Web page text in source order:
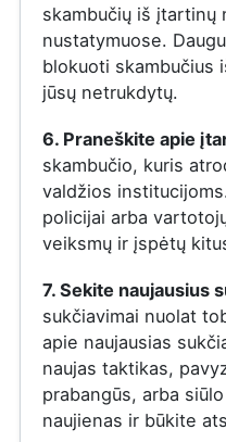
skambučių iš įtartinų
nustatymuose.
blokuoti skambučius
jūsų netrukdytų.
6. Praneškite apie
skambučio, kuris
valdžios
policijai arba
veiksmų ir įspėtų
7. Sekite naujausius
sukčiavimai nuolat
apie naujausias
naujas taktikas,
prabangūs, arba
naujienas ir būkite